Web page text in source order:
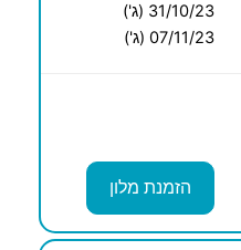
31/10/23 (ג')
07/11/23 (ג')
הזמנת מלון